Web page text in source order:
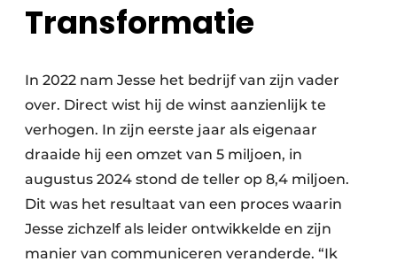
Transformatie
In 2022 nam Jesse het bedrijf van zijn vader
over. Direct wist hij de winst aanzienlijk te
verhogen. In zijn eerste jaar als eigenaar
draaide hij een omzet van 5 miljoen, in
augustus 2024 stond de teller op 8,4 miljoen.
Dit was het resultaat van een proces waarin
Jesse zichzelf als leider ontwikkelde en zijn
manier van communiceren veranderde. “Ik